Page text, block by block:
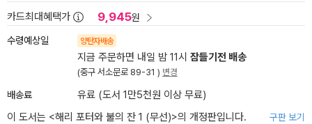
카드최대혜택가 9,945원
수령예상일 양탄자배송
지금 주문하면 내일 밤 11시 잠들기전 배송
(중구 서소문로 89-31 ) 변경
배송료
유료 (도서 1만5천원 이상 무료)
이 도서는 <해리 포터와 불의 잔 1 (무선)>의 개정판입니다. 구판 보기